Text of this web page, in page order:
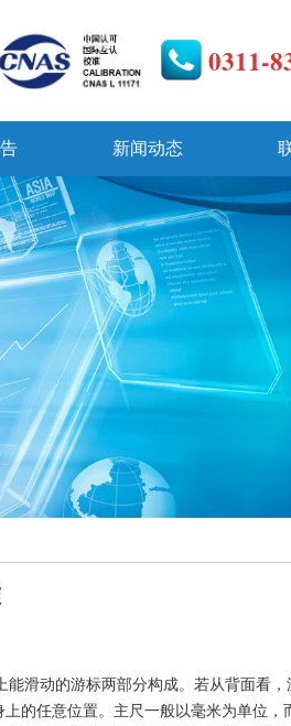
0311-
新闻动态
滑动的游标两部分构成。若从背面看，
的任意位置。主尺一般以毫米为单位，